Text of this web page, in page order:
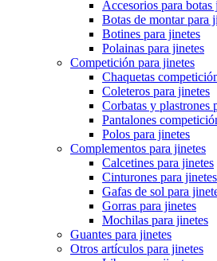
Accesorios para botas
Botas de montar para
Botines para jinetes
Polainas para jinetes
Competición para jinetes
Chaquetas
Coleteros para jinetes
Corbatas y plastrones
Pantalones
Polos para jinetes
Complementos para jinetes
Calcetines para jinetes
Cinturones para jinetes
Gafas de sol para
Gorras para jinetes
Mochilas para jinetes
Guantes para jinetes
Otros artículos para jinetes